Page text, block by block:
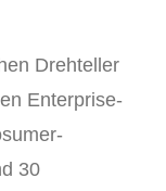
Drehteller
Enterprise-
30